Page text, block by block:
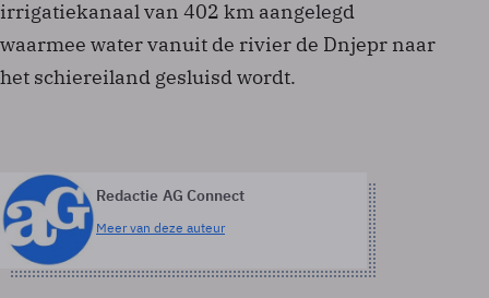
irrigatiekanaal van 402 km aangelegd
waarmee water vanuit de rivier de Dnjepr naar
het schiereiland gesluisd wordt.
Redactie AG Connect
Meer van deze auteur